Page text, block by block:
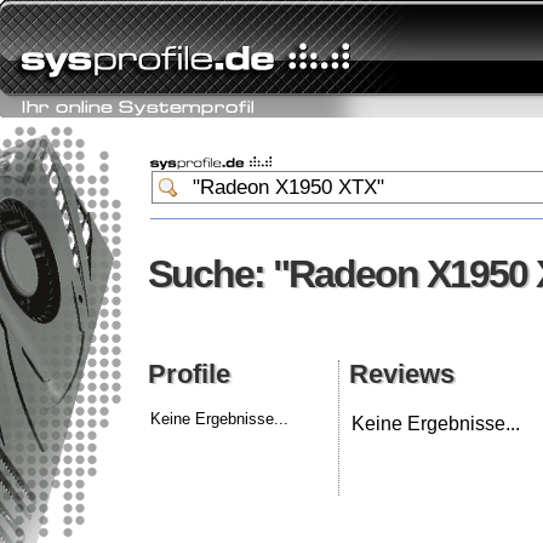
Suche: "Radeon X1950
Suche: "Radeon X1950
Profile
Profile
Keine Ergebnisse...
Reviews
Reviews
Keine Ergebnisse...